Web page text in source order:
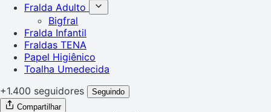
Fralda Adulto
Bigfral
Fralda Infantil
Fraldas TENA
Papel Higiênico
Toalha Umedecida
+1.400 seguidores
Seguindo
Compartilhar